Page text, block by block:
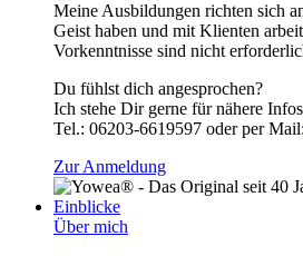
Meine Ausbildungen richten sich
Geist haben und mit Klienten
Vorkenntnisse sind nicht
Du fühlst dich angesprochen?
Ich stehe Dir gerne für nähere
Tel.: 06203-6619597 oder per Mail:
Zur Anmeldung
Einblicke
Über mich